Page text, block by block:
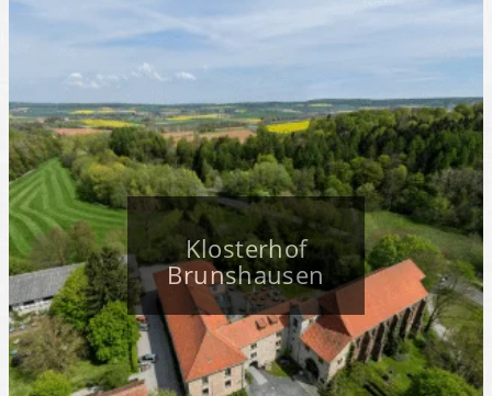
Klosterhof
Brunshausen